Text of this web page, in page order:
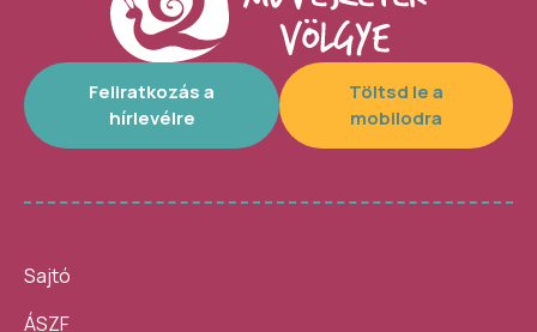
Feliratkozás a
hírlevélre
Töltsd le a
mobilodra
Sajtó
ÁSZF